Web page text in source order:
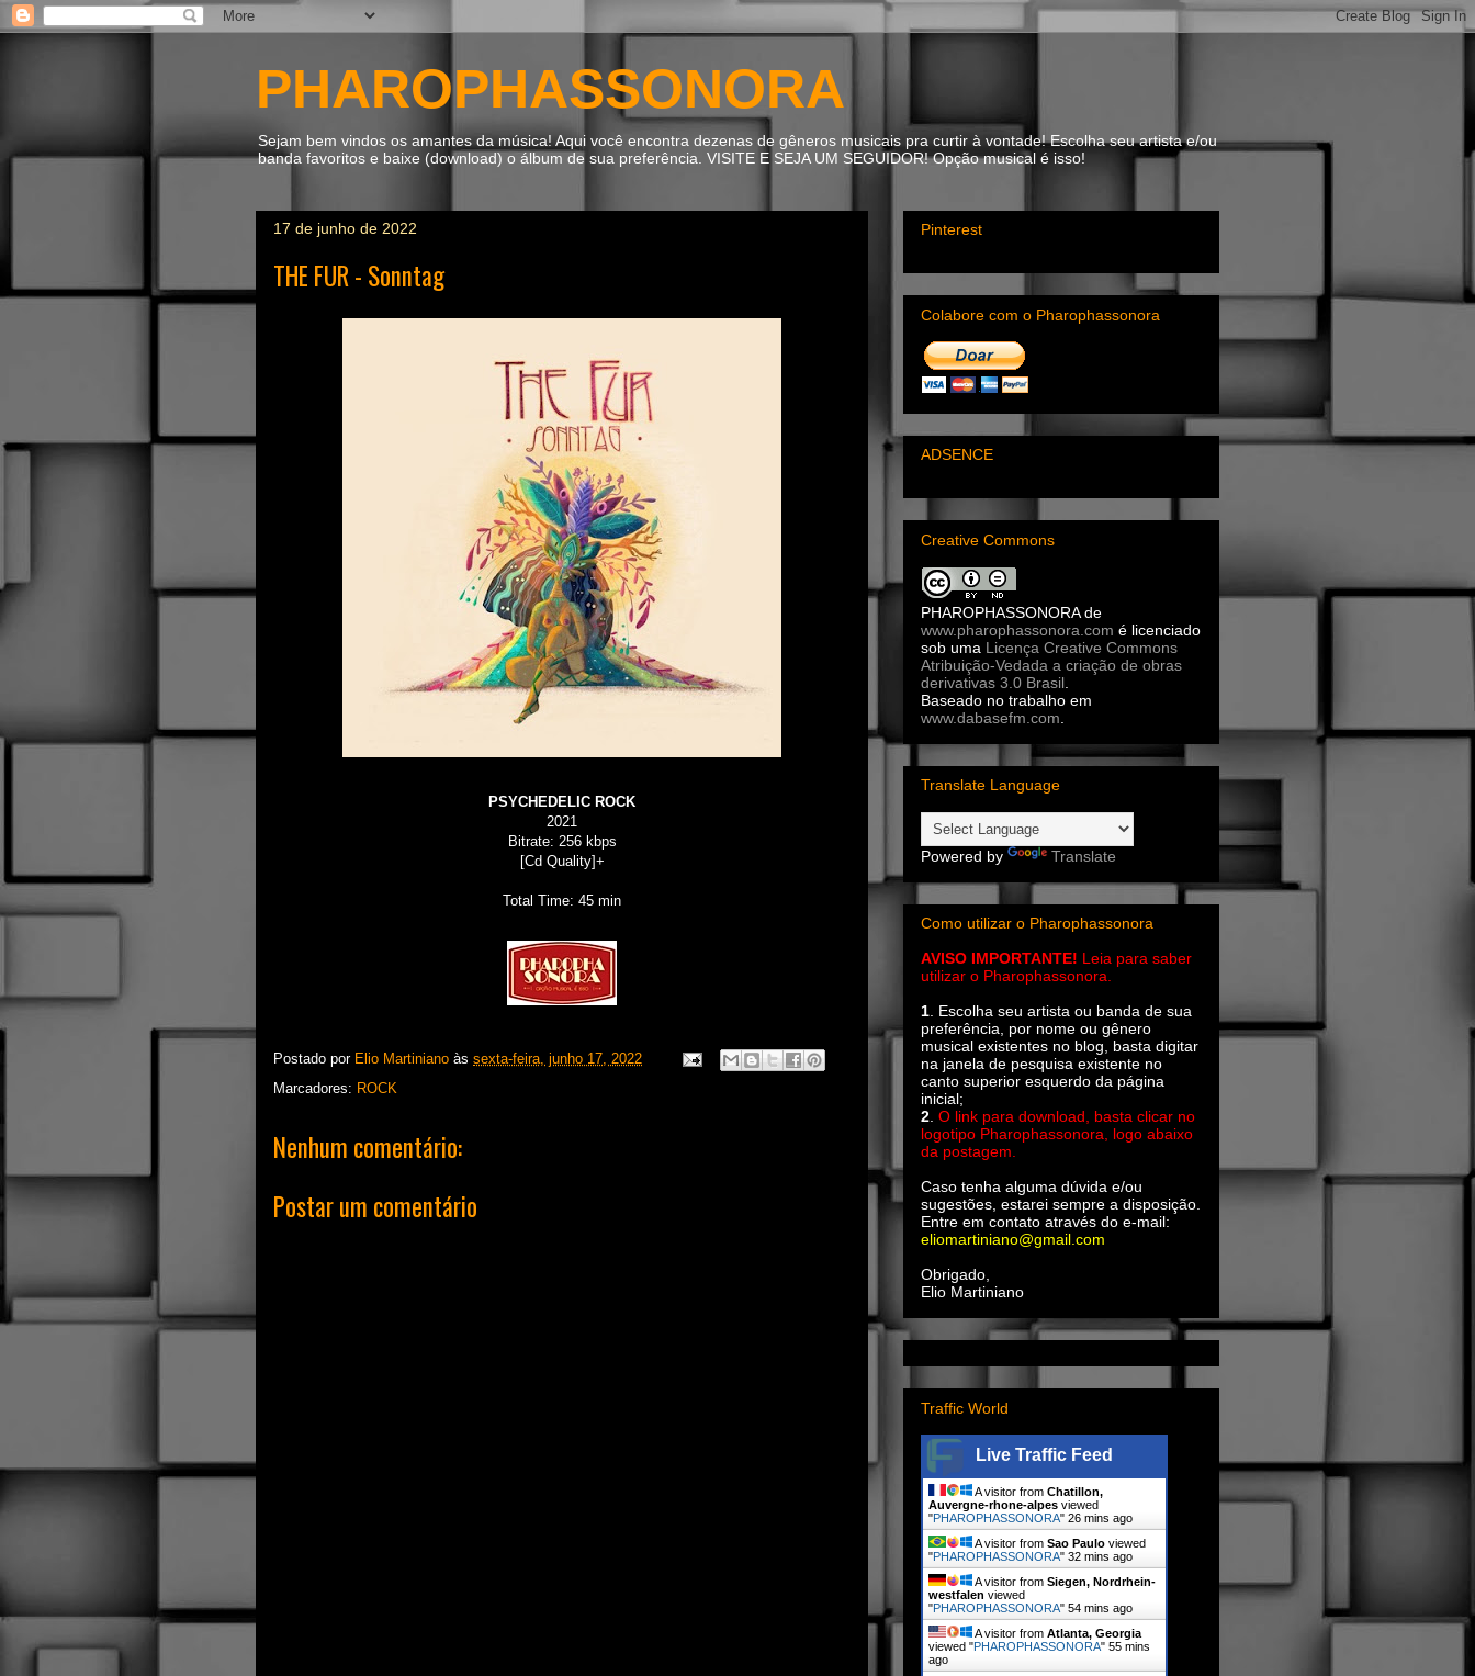
PHAROPHASSONORA
Sejam bem vindos os amantes da música! Aqui você encontra dezenas de gêneros musicais pra curtir à vontade! Escolha seu artista e/ou
banda favoritos e baixe (download) o álbum de sua preferência. VISITE E SEJA UM SEGUIDOR! Opção musical é isso!
17 de junho de 2022
THE FUR - Sonntag
PSYCHEDELIC ROCK
2021
Bitrate: 256 kbps
[Cd Quality]+
Total Time: 45 min
Postado por Elio Martiniano às sexta-feira, junho 17, 2022
Marcadores: ROCK
Nenhum comentário:
Postar um comentário
Pinterest
Colabore com o Pharophassonora
ADSENCE
Creative Commons
PHAROPHASSONORAde
www.pharophassonora.com é licenciado
sob uma Licença Creative Commons
Atribuição-Vedada a criação de obras
derivativas 3.0 Brasil
Baseado no trabalho em
www.dabasefm.com
Translate Language
Powered by Translate
Como utilizar o Pharophassonora
AVISO IMPORTANTE! Leia para saber
utilizar o Pharophassonora.
1. Escolha seu artista ou banda de sua
preferência, por nome ou gênero
musical existentes no blog, basta digitar
na janela de pesquisa existente no
canto superior esquerdo da página
inicial;
2. O link para download, basta clicar no
logotipo Pharophassonora, logo abaixo
da postagem.
Caso tenha alguma dúvida e/ou
sugestões, estarei sempre a disposição.
Entre em contato através do e-mail:
eliomartiniano@gmail.com
Obrigado,
Elio Martiniano
Traffic World
Live Traffic Feed
A visitor from Chatillon,
Auvergne-rhone-alpes viewed
"PHAROPHASSONORA" 26 mins ago
A visitor from Sao Paulo viewed
"PHAROPHASSONORA" 32 mins ago
A visitor from Siegen, Nordrhein-
westfalen viewed
"PHAROPHASSONORA" 54 mins ago
A visitor from Atlanta, Georgia
viewed "PHAROPHASSONORA" 55 mins
ago